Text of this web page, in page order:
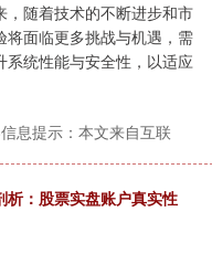
随着技术的不断进步和市
面临更多挑战与机遇，需
统性能与安全性，以适应
息提示：本文来自互联
析：股票实盘账户真实性
0.00 0.00%